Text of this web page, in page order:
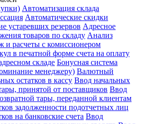
Автоматизация склада
Автоматические скидки
устаревших резервов Адресное
товаров по складу Анализ
и расчеты с комиссионером
в печатной форме счета на оплату
складе Бонусная система
менеджеру) Валютный
остатков в кассу Ввод начальных
принятой от поставщиков Ввод
тары, переданной клиентам
задолженности подотчетных лиц
на банковские счета Ввод